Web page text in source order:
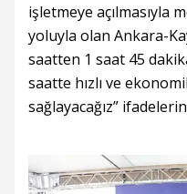
işletmeye açılmasıyla
yoluyla olan Ankara-
saatten 1 saat 45
saatte hızlı ve
sağlayacağız”